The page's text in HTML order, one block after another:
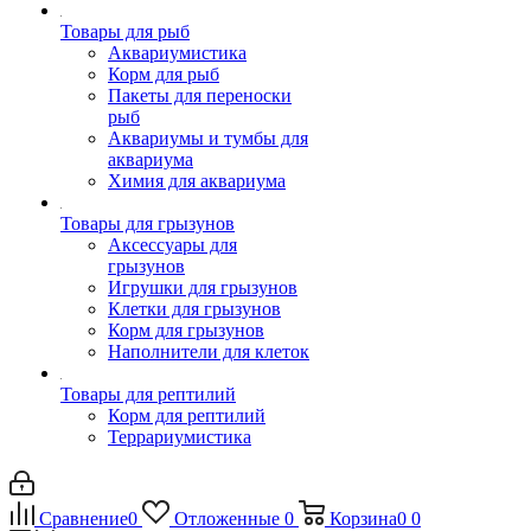
Товары для рыб
Аквариумистика
Корм для рыб
Пакеты для переноски
рыб
Аквариумы и тумбы для
аквариума
Химия для аквариума
Товары для грызунов
Аксессуары для
грызунов
Игрушки для грызунов
Клетки для грызунов
Корм для грызунов
Наполнители для клеток
Товары для рептилий
Корм для рептилий
Террариумистика
Сравнение0 Отложенные 0 Корзина0 0